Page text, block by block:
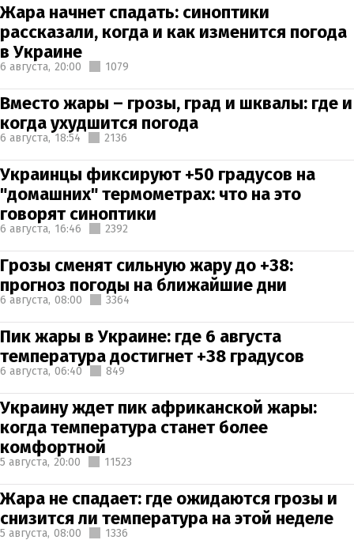
Жара начнет спадать: синоптики
рассказали, когда и как изменится погода
в Украине
6 августа, 20:00 1079
Вместо жары – грозы, град и шквалы: где и
когда ухудшится погода
6 августа, 18:54 2136
Украинцы фиксируют +50 градусов на
"домашних" термометрах: что на это
говорят синоптики
6 августа, 16:46 2392
Грозы сменят сильную жару до +38:
прогноз погоды на ближайшие дни
6 августа, 08:00 3364
Пик жары в Украине: где 6 августа
температура достигнет +38 градусов
6 августа, 06:40 849
Украину ждет пик африканской жары:
когда температура станет более
комфортной
5 августа, 20:00 11523
Жара не спадает: где ожидаются грозы и
снизится ли температура на этой неделе
5 августа, 08:00 1336